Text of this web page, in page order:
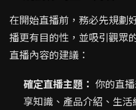
在開始直播前，務必先規劃
播更有目的性，並吸引觀眾
直播內容的建議：
確定直播主題： 你的直
享知識、產品介紹、生